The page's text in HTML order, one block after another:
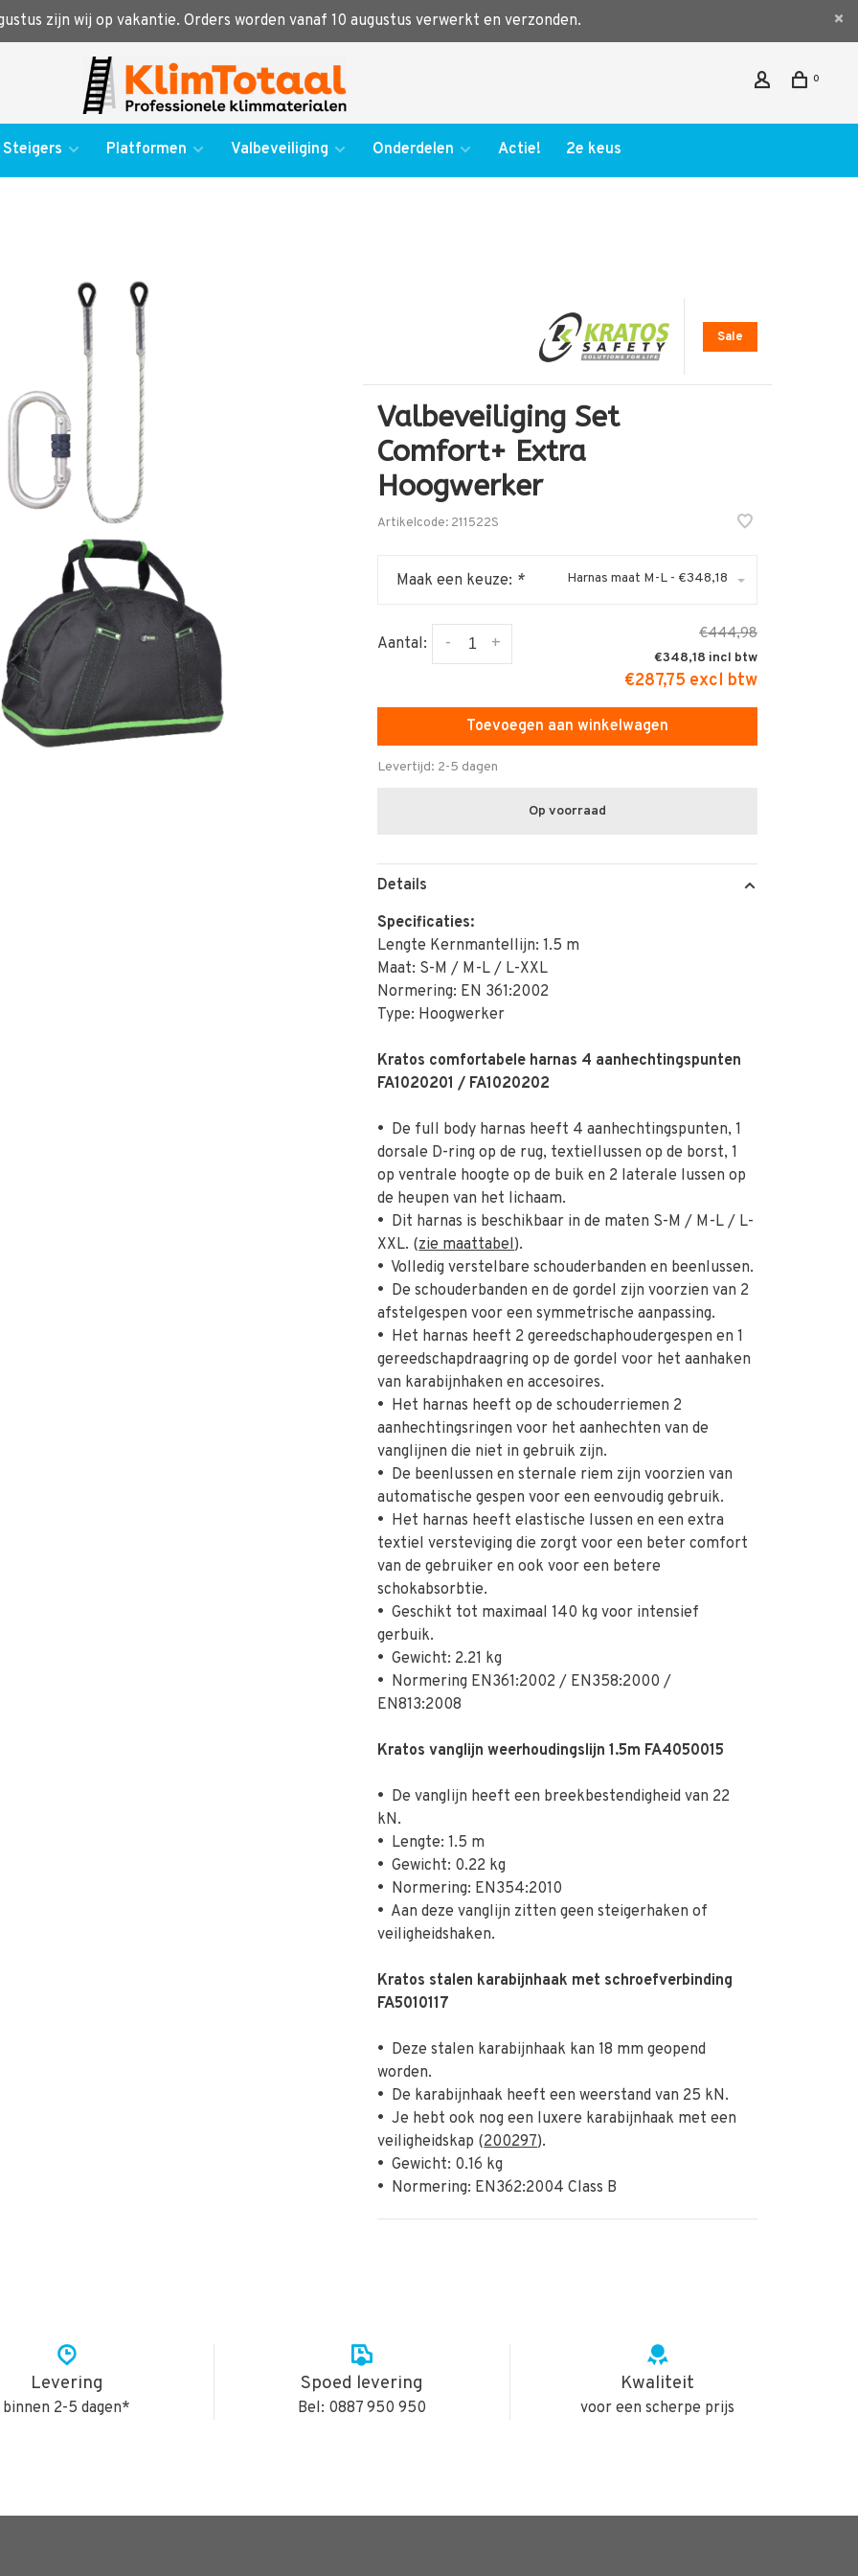
zijn wij op vakantie. Orders worden vanaf 10 augustus verwerkt en verzonden.
0
Steigers Platformen Valbeveiliging Onderdelen Actie! 2e keus
Sale
Valbeveiliging Set
Comfort+ Extra
Hoogwerker
Artikelcode: 211522S
Maak een keuze: * Harnas maat M-L - €348,18
Aantal: +
-
€444,98
€348,18
€287,75 excl btw
Toevoegen aan winkelwagen
Levertijd: 2-5 dagen
Op voorraad
Details
Specificaties:
Lengte Kernmantellijn: 1.5 m
Maat: S-M / M-L / L-XXL
Normering: EN 361:2002
Type: Hoogwerker
Kratos comfortabele harnas 4 aanhechtingspunten
FA1020201 / FA1020202
• De full body harnas heeft 4 aanhechtingspunten, 1
dorsale D-ring op de rug, textiellussen op de borst, 1
op ventrale hoogte op de buik en 2 laterale lussen op
de heupen van het lichaam.
• Dit harnas is beschikbaar in de maten S-M / M-L / L-
XXL. (zie maattabel).
• Volledig verstelbare schouderbanden en beenlussen.
• De schouderbanden en de gordel zijn voorzien van 2
afstelgespen voor een symmetrische aanpassing.
• Het harnas heeft 2 gereedschaphoudergespen en 1
gereedschapdraagring op de gordel voor het aanhaken
van karabijnhaken en accesoires.
• Het harnas heeft op de schouderriemen 2
aanhechtingsringen voor het aanhechten van de
vanglijnen die niet in gebruik zijn.
• De beenlussen en sternale riem zijn voorzien van
automatische gespen voor een eenvoudig gebruik.
• Het harnas heeft elastische lussen en een extra
textiel versteviging die zorgt voor een beter comfort
van de gebruiker en ook voor een betere
schokabsorbtie.
• Geschikt tot maximaal 140 kg voor intensief
gerbuik.
• Gewicht: 2.21 kg
• Normering EN361:2002 / EN358:2000 /
EN813:2008
Kratos vanglijn weerhoudingslijn 1.5m FA4050015
• De vanglijn heeft een breekbestendigheid van 22
kN.
• Lengte: 1.5 m
• Gewicht: 0.22 kg
• Normering: EN354:2010
• Aan deze vanglijn zitten geen steigerhaken of
veiligheidshaken.
Kratos stalen karabijnhaak met schroefverbinding
FA5010117
• Deze stalen karabijnhaak kan 18 mm geopend
worden.
• De karabijnhaak heeft een weerstand van 25 kN.
• Je hebt ook nog een luxere karabijnhaak met een
veiligheidskap (200297).
• Gewicht: 0.16 kg
• Normering: EN362:2004 Class B
Levering
binnen 2-5 dagen*
Spoed levering
Bel: 0887 950 950
Kwaliteit
voor een scherpe prijs